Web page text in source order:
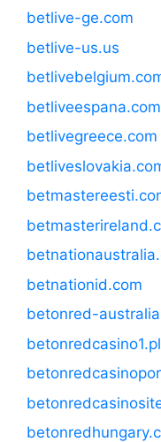
betlive-ge.com
betlive-us.us
betliveespana.com
betlivegreece.com
betnationid.com
betonred-
betonredcasino1.pl